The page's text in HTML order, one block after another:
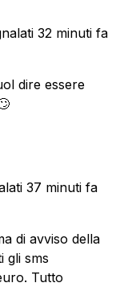
32 minuti fa
dire essere
37 minuti fa
di avviso della
gli sms
Tutto